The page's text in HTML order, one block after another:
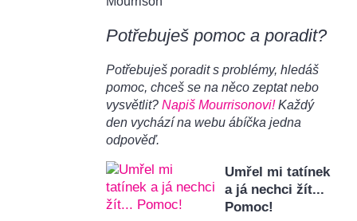
Potřebuješ pomoc a poradit?
Potřebuješ poradit s problémy, hledáš
pomoc, chceš se na něco zeptat nebo
vysvětlit? Napiš Mourrisonovi!Každý
den vychází na webu ábíčka jedna
odpověď.
Umřel mi tatínek
a já nechci žít...
Pomoc!